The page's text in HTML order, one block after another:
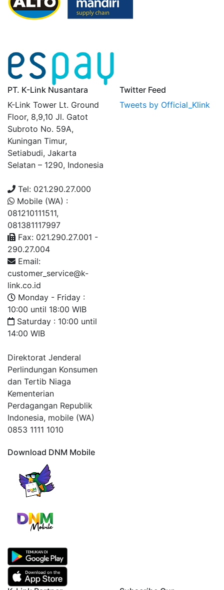
PT. K-Link Nusantara
K-Link Tower Lt. Ground
Floor, 8,9,10 Jl. Gatot
Subroto No. 59A,
Kuningan Timur,
Setiabudi, Jakarta
Selatan – 1290, Indonesia
Tel: 021.290.27.000
Mobile (WA) :
081210111511,
081381117997
Fax: 021.290.27.001 -
290.27.004
Email:
customer_service@k-
link.co.id
Monday - Friday :
10:00 until 18:00 WIB
Saturday : 10:00 until
14:00 WIB
Direktorat Jenderal
Perlindungan Konsumen
dan Tertib Niaga
Kementerian
Perdagangan Republik
Indonesia, mobile (WA)
0853 1111 1010
Download DNM Mobile
Twitter Feed
Tweets by Official_Klink